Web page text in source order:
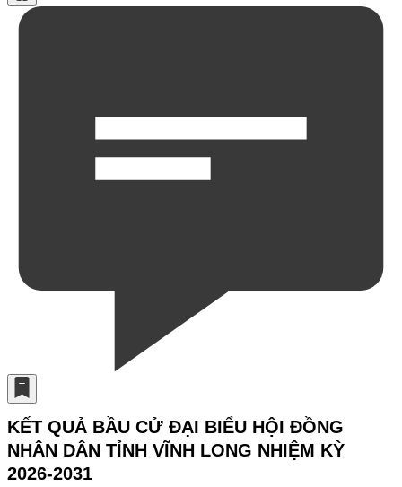
KẾT QUẢ BẦU CỬ ĐẠI BIỂU HỘI ĐỒNG
NHÂN DÂN TỈNH VĨNH LONG NHIỆM KỲ
2026-2031